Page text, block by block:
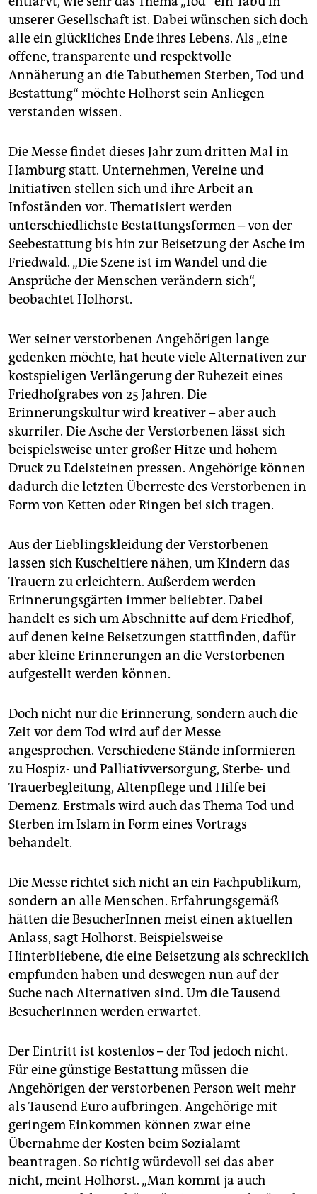
unserer Gesellschaft ist. Dabei wünschen sich doch
alle ein glückliches Ende ihres Lebens. Als „eine
offene, transparente und respektvolle
Annäherung an die Tabuthemen Sterben, Tod und
Bestattung“ möchte Holhorst sein Anliegen
verstanden wissen.
Die Messe findet dieses Jahr zum dritten Mal in
Hamburg statt. Unternehmen, Vereine und
Initiativen stellen sich und ihre Arbeit an
Infoständen vor. Thematisiert werden
unterschiedlichste Bestattungsformen – von der
Seebestattung bis hin zur Beisetzung der Asche im
Friedwald. „Die Szene ist im Wandel und die
Ansprüche der Menschen verändern sich“,
beobachtet Holhorst.
Wer seiner verstorbenen Angehörigen lange
gedenken möchte, hat heute viele Alternativen zur
kostspieligen Verlängerung der Ruhezeit eines
Friedhofgrabes von 25 Jahren. Die
Erinnerungskultur wird kreativer – aber auch
skurriler. Die Asche der Verstorbenen lässt sich
beispielsweise unter großer Hitze und hohem
Druck zu Edelsteinen pressen. Angehörige können
dadurch die letzten Überreste des Verstorbenen in
Form von Ketten oder Ringen bei sich tragen.
Aus der Lieblingskleidung der Verstorbenen
lassen sich Kuscheltiere nähen, um Kindern das
Trauern zu erleichtern. Außerdem werden
Erinnerungsgärten immer beliebter. Dabei
handelt es sich um Abschnitte auf dem Friedhof,
auf denen keine Beisetzungen stattfinden, dafür
aber kleine Erinnerungen an die Verstorbenen
aufgestellt werden können.
Doch nicht nur die Erinnerung, sondern auch die
Zeit vor dem Tod wird auf der Messe
angesprochen. Verschiedene Stände informieren
zu Hospiz- und Palliativversorgung, Sterbe- und
Trauerbegleitung, Altenpflege und Hilfe bei
Demenz. Erstmals wird auch das Thema Tod und
Sterben im Islam in Form eines Vortrags
behandelt.
Die Messe richtet sich nicht an ein Fachpublikum,
sondern an alle Menschen. Erfahrungsgemäß
hätten die BesucherInnen meist einen aktuellen
Anlass, sagt Holhorst. Beispielsweise
Hinterbliebene, die eine Beisetzung als schrecklich
empfunden haben und deswegen nun auf der
Suche nach Alternativen sind. Um die Tausend
BesucherInnen werden erwartet.
Der Eintritt ist kostenlos – der Tod jedoch nicht.
Für eine günstige Bestattung müssen die
Angehörigen der verstorbenen Person weit mehr
als Tausend Euro aufbringen. Angehörige mit
geringem Einkommen können zwar eine
Übernahme der Kosten beim Sozialamt
beantragen. So richtig würdevoll sei das aber
nicht, meint Holhorst. „Man kommt ja auch